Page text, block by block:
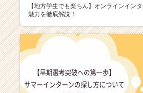
【地方学生でも楽ちん】オンラインイン
魅力を徹底解説！